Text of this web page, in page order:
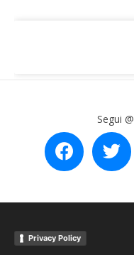
Segui
facebook
twitter
Privacy Policy